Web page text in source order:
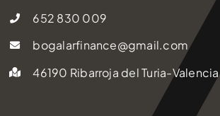
652 830 009
bogalarfinance@gmail.com
46190 Ribarroja del Turia-Valencia